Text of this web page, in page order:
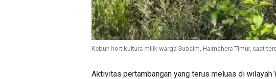
Kebun hortikultura milik warga Subaim, Halmahera Timur, saat
Aktivitas pertambangan yang terus meluas di wilayah